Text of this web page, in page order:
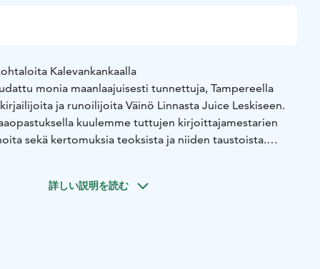
Kalevankankaalla
monia maanlaajuisesti tunnettuja, Tampereella
ja runoilijoita Väinö Linnasta Juice Leskiseen.
kuulemme tuttujen kirjoittajamestarien
sekä kertomuksia teoksista ja niiden taustoista.
Tampereella varataan Magni Mundi Oy:ltä
詳しい説明を読む